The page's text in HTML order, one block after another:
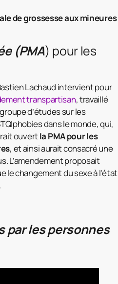
de grossesse aux mineures
(PMA) pour les
Lachaud intervient pour
transpartisan, travaillé
d’études sur les
dans le monde, qui,
ouvertla PMA pour les
, et ainsi aurait consacré une
L’amendement proposait
le changement du sexe à l’état
par les personnes